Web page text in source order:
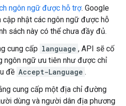
ngôn ngữ được hỗ trợ. Google
cập nhật các ngôn ngữ được hỗ
sách này có thể chưa đầy đủ.
cung cấp language , API sẽ cố
ngôn ngữ ưu tiên như được chỉ
đề Accept-Language .
cung cấp một địa chỉ đường
dùng và người dân địa phương